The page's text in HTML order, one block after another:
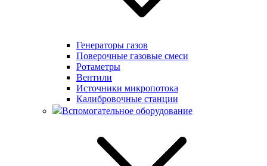
Генераторы газов
Поверочные газовые смеси
Ротаметры
Вентили
Источники микропотока
Калибровочные станции
Вспомогательное оборудование